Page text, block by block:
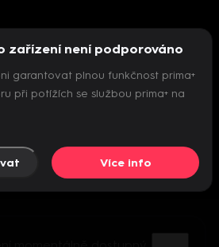
inicializovat přehrávač
zařízení není podporováno
garantovat plnou funkčnost prima+
při potížích se službou prima+ na
Více info